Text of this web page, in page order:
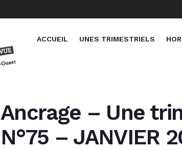
ACCUEIL UNES TRIMESTRIELS
Ancrage – Une
N°75 – JANVIER